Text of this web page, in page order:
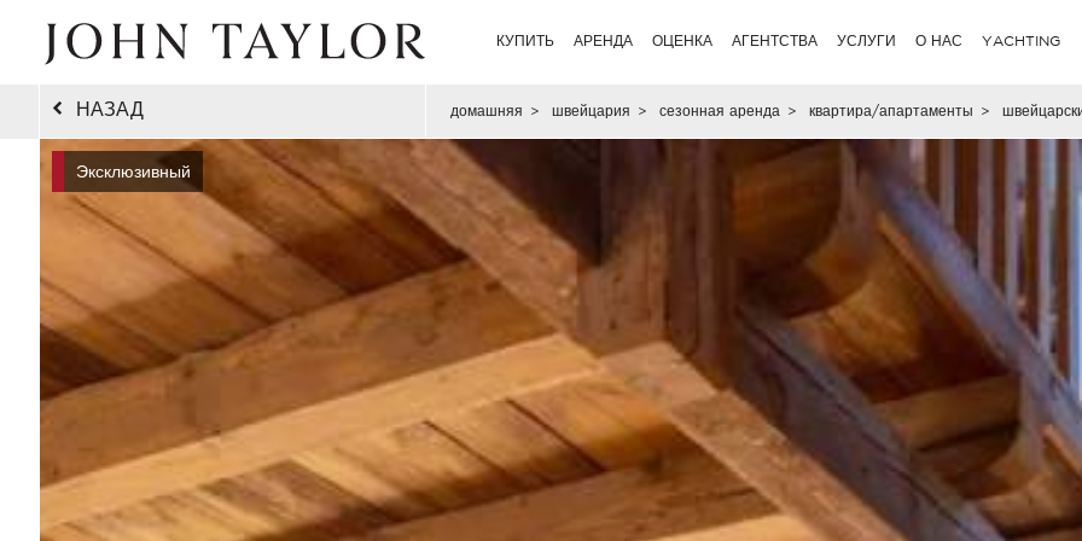
КУПИТЬ АРЕНДА ОЦЕНКА АГЕНТСТВА УСЛУГИ О НАС YACHTING
НАЗАД домашняя > швейцария > сезонная аренда > квартира/апартаменты >
Эксклюзивный